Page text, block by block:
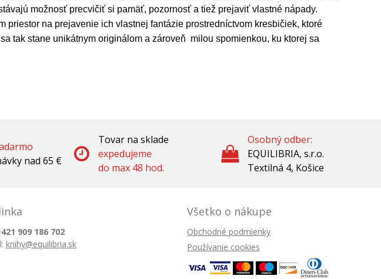
možnosť precvičiť si pamäť, pozornosť a tiež prejaviť vlastné nápady.
priestor na prejavenie ich vlastnej fantázie prostredníctvom kresbičiek, ktoré
tak stane unikátnym originálom a zároveň milou spomienkou, ku ktorej sa
nad 65 €
Tovar na sklade
expedujeme
do max 48 hod.
Osobný odber:
EQUILIBRIA, s.r.o.
Textilná 4, Košice
909 186 702
knihy@equilibria.sk
Všetko o nákupe
Obchodné podmienky
Používanie cookies